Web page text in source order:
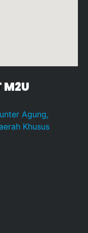
M2U
Agung,
Khusus